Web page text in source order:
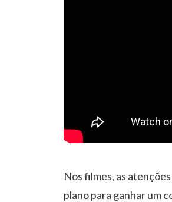
Nos filmes, as
plano para ganhar um